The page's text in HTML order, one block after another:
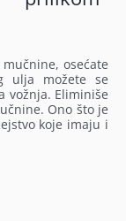
osećate
ulja možete se
vožnja. Eliminiše
Ono što je
koje imaju i